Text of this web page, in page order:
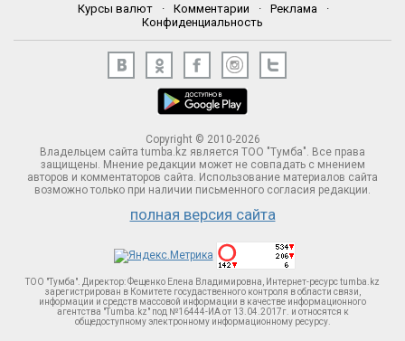
Курсы валют · Комментарии · Реклама
·
Конфиденциальность
Copyright © 2010-2026
Владельцем сайта tumba.kz является ТОО "Тумба". Все права
защищены. Мнение редакции может не совпадать с мнением
авторов и комментаторов сайта. Использование материалов сайта
возможно только при наличии письменного согласия редакции.
полная версия сайта
ТОО "Тумба". Директор: Фещенко Елена Владимировна, Интернет-ресурс tumba.kz
зарегистрирован в Комитете госудаственного контроля в области связи,
информации и средств массовой информации в качестве информационного
агентства "Tumba.kz" под №16444-ИА от 13.04.2017г. и относятся к
общедоступному электронному информационному ресурсу.